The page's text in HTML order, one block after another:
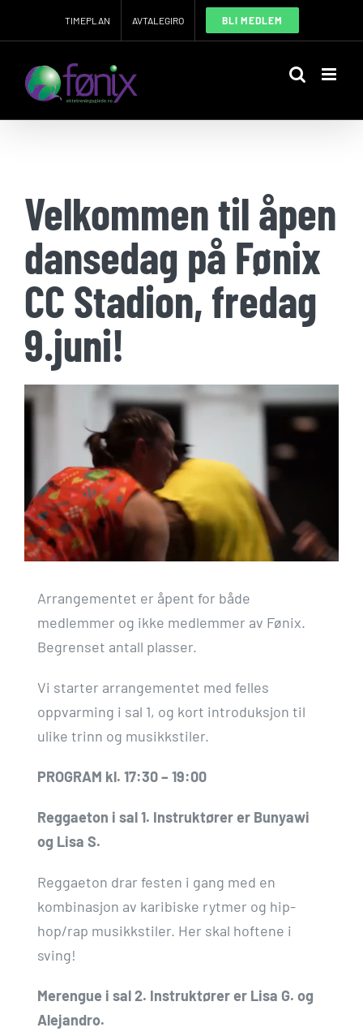
TIMEPLAN AVTALEGIRO BLI MEDLEM
Velkommen til åpen
dansedag på Fønix
CC Stadion, fredag
9.juni!
Arrangementet er åpent for både
medlemmer og ikke medlemmer av Fønix.
Begrenset antall plasser.
Vi starter arrangementet med felles
oppvarming i sal 1, og kort introduksjon til
ulike trinn og musikkstiler.
PROGRAM kl. 17:30 – 19:00
Reggaeton i sal 1. Instruktører er Bunyawi
og Lisa S.
Reggaeton drar festen i gang med en
kombinasjon av karibiske rytmer og hip-
hop/rap musikkstiler. Her skal hoftene i
sving!
Merengue i sal 2. Instruktører er Lisa G. og
Alejandro.